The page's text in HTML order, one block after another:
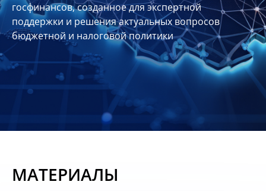
Участники
Планы
отчеты
Контакты
Материалы
госфинансов, созданное для экспертной
поддержки и решения актуальных вопросов
бюджетной и налоговой политики
МАТЕРИАЛЫ